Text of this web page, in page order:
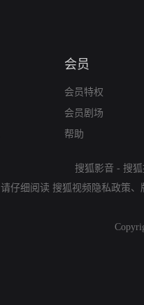
会员
会员特权
会员剧场
帮助
搜狐影音 - 搜
请仔细阅读 搜狐视频隐私政策、